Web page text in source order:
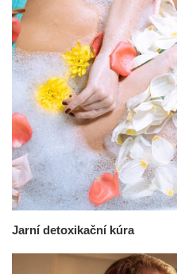
Jarní detoxikační kúra